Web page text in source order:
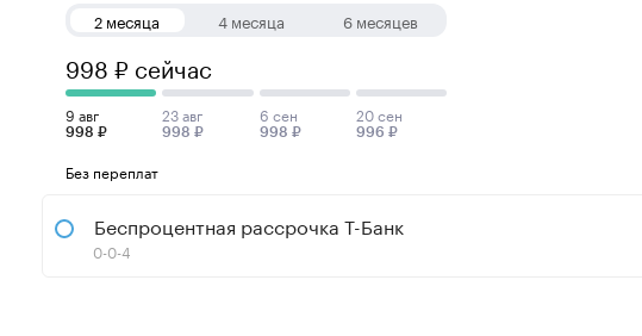
2 месяца 4 месяца 6 месяцев
998 ₽ сейчас
9 авг
998 ₽
23 авг
998 ₽
6 сен
998 ₽
20 сен
996 ₽
Без переплат
Беспроцентная рассрочка Т-Банк
0-0-4